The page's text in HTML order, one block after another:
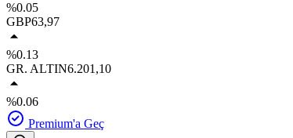
%0.05
GBP63,97
%0.13
GR. ALTIN6.201,10
%0.06
Premium'a Geç